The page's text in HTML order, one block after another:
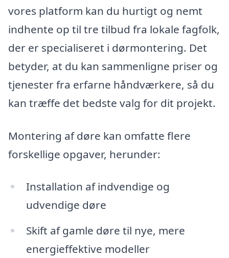
vores platform kan du hurtigt og nemt
indhente op til tre tilbud fra lokale fagfolk,
der er specialiseret i dørmontering. Det
betyder, at du kan sammenligne priser og
tjenester fra erfarne håndværkere, så du
kan træffe det bedste valg for dit projekt.
Montering af døre kan omfatte flere
forskellige opgaver, herunder:
Installation af indvendige og
udvendige døre
Skift af gamle døre til nye, mere
energieffektive modeller